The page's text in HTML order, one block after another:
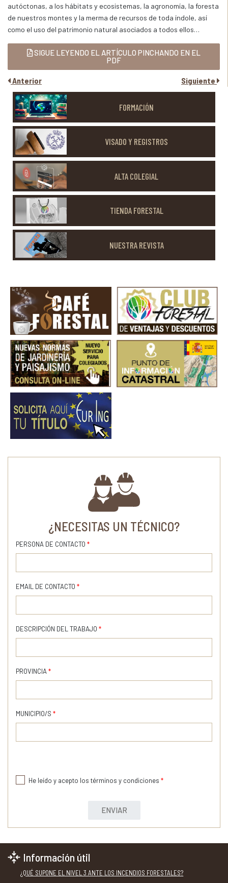
autóctonas, a los hábitats y ecosistemas, la agronomía, la foresta
de nuestros montes y la merma de recursos de toda índole, así
como el uso del patrimonio natural asociados a todos ellos…
SIGUE LEYENDO EL ARTÍCULO PINCHANDO EN EL
PDF
Anterior Siguiente
FORMACIÓN
VISADO Y REGISTROS
ALTA COLEGIAL
TIENDA FORESTAL
NUESTRA REVISTA
¿NECESITAS UN TÉCNICO?
PERSONA DE CONTACTO *
EMAIL DE CONTACTO *
DESCRIPCIÓN DEL TRABAJO *
PROVINCIA *
MUNICIPIO/S *
He leído y acepto los términos y condiciones *
ENVIAR
Información útil
¿QUÉ SUPONE EL NIVEL 3 ANTE LOS INCENDIOS FORESTALES?